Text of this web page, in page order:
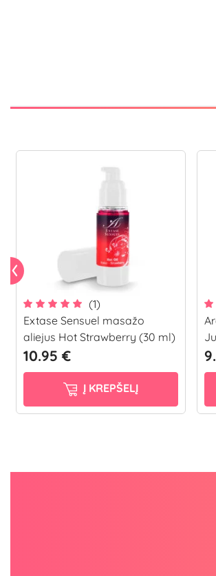
(1)
Extase Sensuel masažo
aliejus Hot Strawberry (30 ml)
10.95 €
Į KREPŠELĮ